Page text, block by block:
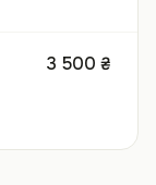
3 500 ₴